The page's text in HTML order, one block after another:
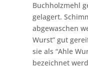
Buchholzmehl
gelagert.
abgewaschen
Wurst” gut
sie als “Ahle
bezeichnet